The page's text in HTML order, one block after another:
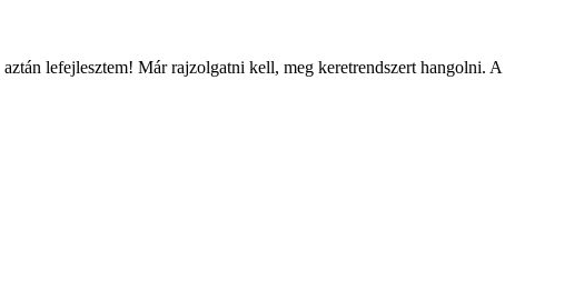
lefejlesztem! Már rajzolgatni kell, meg keretrendszert hangolni. A